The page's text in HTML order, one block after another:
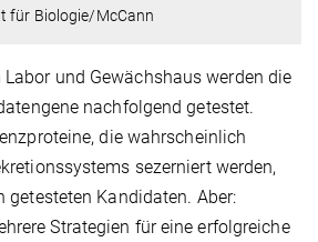
für Biologie/McCann
und Gewächshaus werden die
nachfolgend getestet.
die wahrscheinlich
sezerniert werden,
getesteten Kandidaten. Aber:
Strategien für eine erfolgreiche